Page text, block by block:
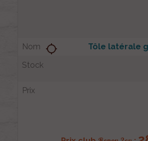
Tôle latérale
location_searching